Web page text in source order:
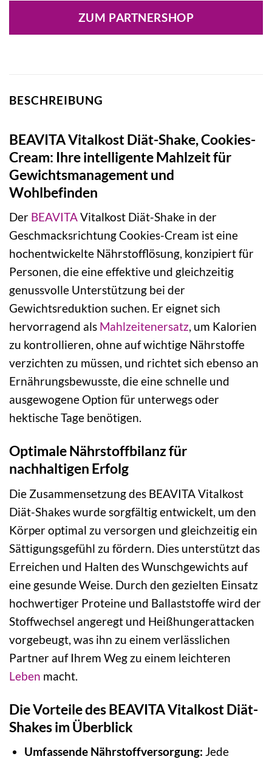
ZUM PARTNERSHOP
BESCHREIBUNG
BEAVITA Vitalkost Diät-Shake, Cookies-
Cream: Ihre intelligente Mahlzeit für
Gewichtsmanagement und
Wohlbefinden
Der BEAVITAVitalkost Diät-Shake in der
Geschmacksrichtung Cookies-Cream ist eine
hochentwickelte Nährstofflösung, konzipiert für
Personen, die eine effektive und gleichzeitig
genussvolle Unterstützung bei der
Gewichtsreduktion suchen. Er eignet sich
hervorragend als Mahlzeitenersatz, um Kalorien
zu kontrollieren, ohne auf wichtige Nährstoffe
verzichten zu müssen, und richtet sich ebenso an
Ernährungsbewusste, die eine schnelle und
ausgewogene Option für unterwegs oder
hektische Tage benötigen.
Optimale Nährstoffbilanz für
nachhaltigen Erfolg
Die Zusammensetzung des BEAVITA Vitalkost
Diät-Shakes wurde sorgfältig entwickelt, um den
Körper optimal zu versorgen und gleichzeitig ein
Sättigungsgefühl zu fördern. Dies unterstützt das
Erreichen und Halten des Wunschgewichts auf
eine gesunde Weise. Durch den gezielten Einsatz
hochwertiger Proteine und Ballaststoffe wird der
Stoffwechsel angeregt und Heißhungerattacken
vorgebeugt, was ihn zu einem verlässlichen
Partner auf Ihrem Weg zu einem leichteren
Leben macht.
Die Vorteile des BEAVITA Vitalkost Diät-
Shakes im Überblick
Umfassende Nährstoffversorgung: Jede